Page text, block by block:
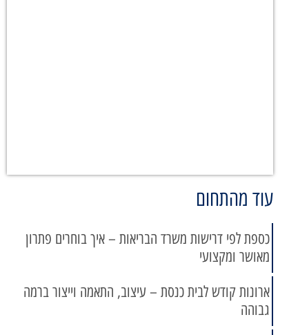
עוד מהתחום
כספת לפי דרישות משרד הבריאות – איך בוחרים פתרון
מאושר ומקצועי
ארונות קודש לבית כנסת – עיצוב, התאמה וייצור ברמה
גבוהה